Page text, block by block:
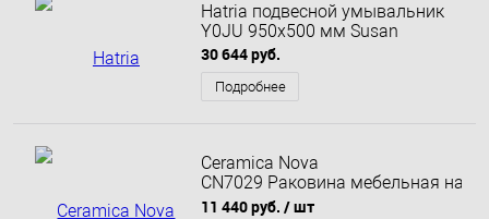
Hatria подвесной умывальник
Y0JU 950х500 мм Susan
30 644 руб.
Подробнее
Ceramica Nova
CN7029 Раковина мебельная
CN7029
11 440 руб. / шт